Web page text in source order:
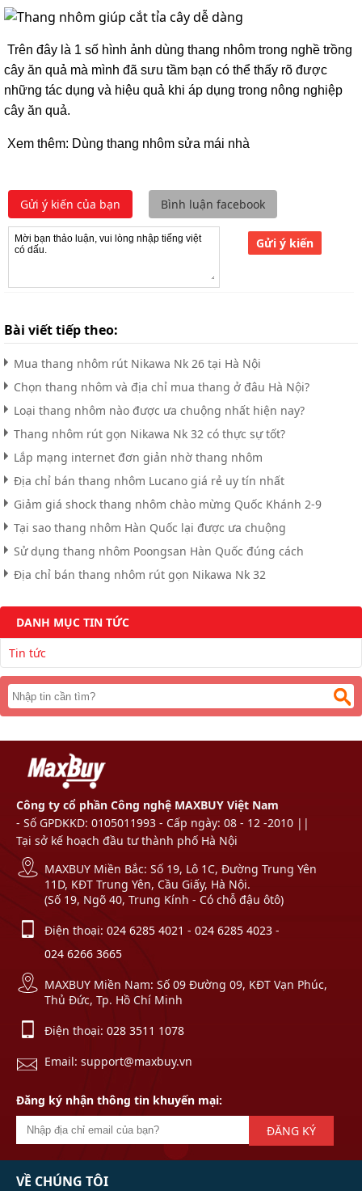
Trên đây là 1 số hình ảnh dùng thang nhôm trong nghề trồng
cây ăn quả mà mình đã sưu tầm bạn có thể thấy rõ được
những tác dụng và hiệu quả khi áp dụng trong nông nghiệp
cây ăn quả.
Xem thêm: Dùng thang nhôm sửa mái nhà
Gửi ý kiến của bạn Bình luận facebook
Gửi ý kiến
Bài viết tiếp theo:
Mua thang nhôm rút Nikawa Nk 26 tại Hà Nội
Chọn thang nhôm và địa chỉ mua thang ở đâu Hà Nội?
Loại thang nhôm nào được ưa chuộng nhất hiện nay?
Thang nhôm rút gọn Nikawa Nk 32 có thực sự tốt?
Lắp mạng internet đơn giản nhờ thang nhôm
Địa chỉ bán thang nhôm Lucano giá rẻ uy tín nhất
Giảm giá shock thang nhôm chào mừng Quốc Khánh 2-9
Tại sao thang nhôm Hàn Quốc lại được ưa chuộng
Sử dụng thang nhôm Poongsan Hàn Quốc đúng cách
Địa chỉ bán thang nhôm rút gọn Nikawa Nk 32
DANH MỤC TIN TỨC
Tin tức
Công ty cổ phần Công nghệ MAXBUY Việt Nam
- Số GPDKKD: 0105011993 - Cấp ngày: 08 - 12 -2010 ||
Tại sở kế hoạch đầu tư thành phố Hà Nội
MAXBUY Miền Bắc: Số 19, Lô 1C, Đường Trung Yên
11D, KĐT Trung Yên, Cầu Giấy, Hà Nội.
(Số 19, Ngõ 40, Trung Kính - Có chỗ đậu ôtô)
Điện thoại: 024 6285 4021 - 024 6285 4023 -
024 6266 3665
MAXBUY Miền Nam: Số 09 Đường 09, KĐT Vạn Phúc,
Thủ Đức, Tp. Hồ Chí Minh
Điện thoại: 028 3511 1078
Email: support@maxbuy.vn
Đăng ký nhận thông tin khuyến mại:
ĐĂNG KÝ
VỀ CHÚNG TÔI